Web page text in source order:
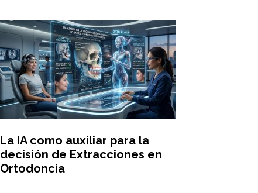
La IA como auxiliar para la
decisión de Extracciones en
Ortodoncia